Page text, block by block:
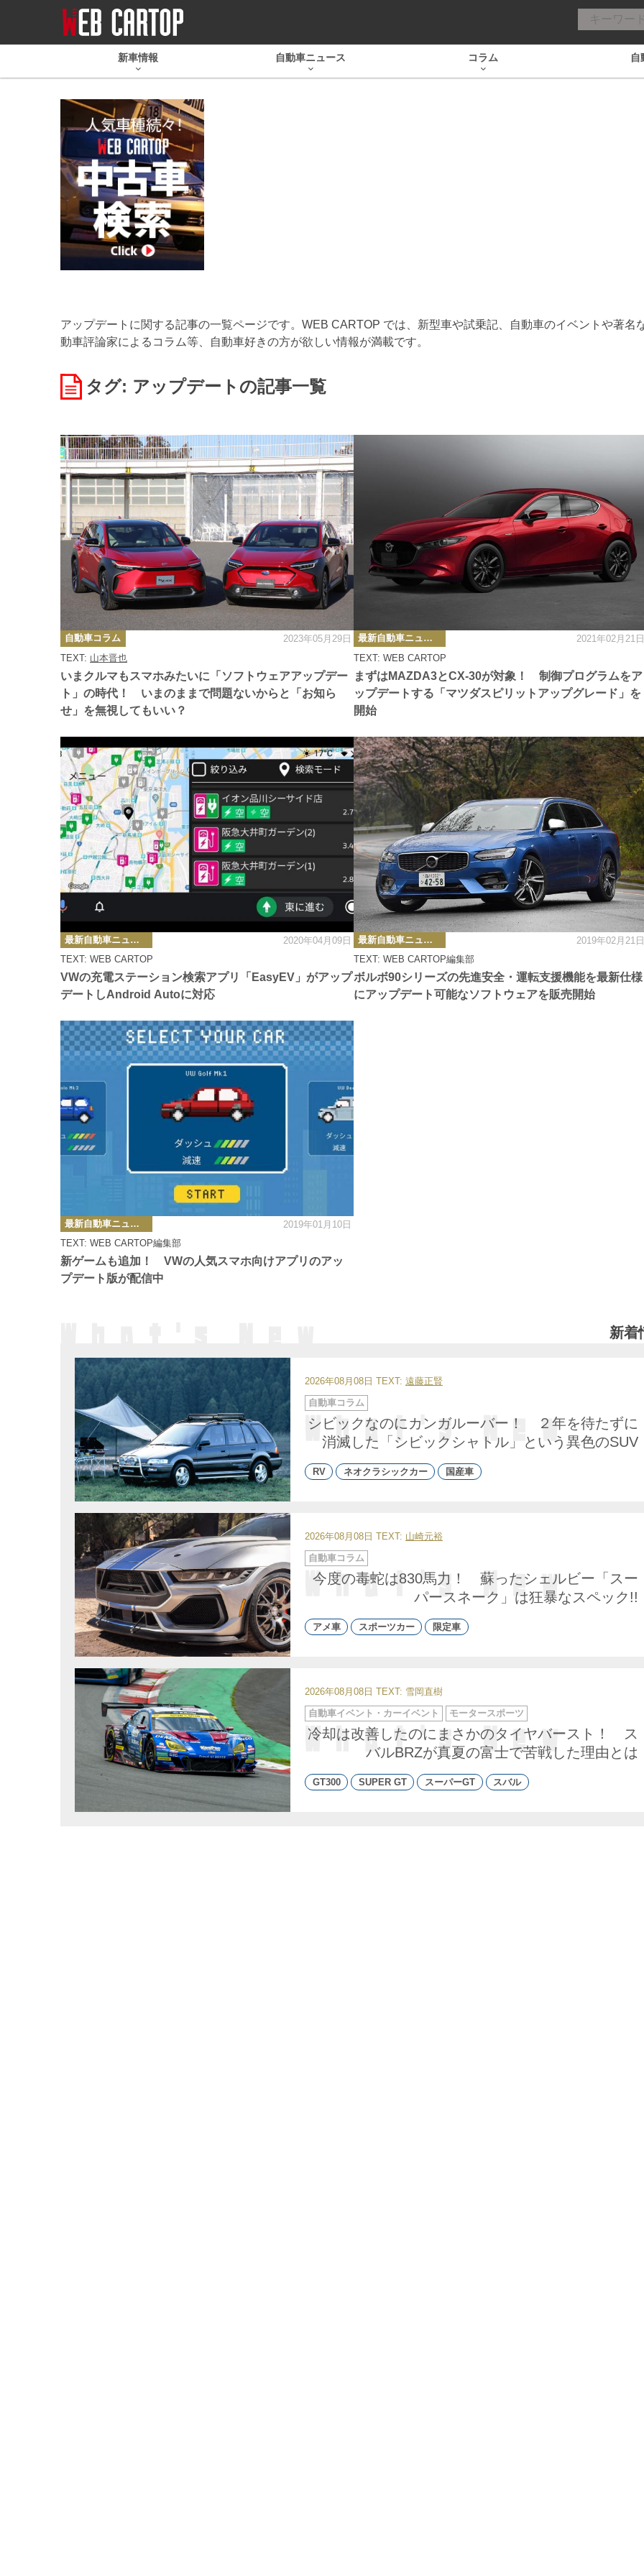
新車情報 自動車ニュース コラム 自
アップデートに関する記事の一覧ページです。WEB CARTOP では、新型車や試乗記、自動車のイベントや著名
動車評論家によるコラム等、自動車好きの方が欲しい情報が満載です。
タグ: アップデート の記事一覧
いまクルマもスマホみたいに「ソフトウェアアップデー
ト」の時代！ いまのままで問題ないからと「お知ら
せ」を無視してもいい？
TEXT: 山本晋也
カ
テ
ゴ
リ
自動車コラム 2023年05月29日
まずはMAZDA3とCX-30が対象！ 制御プログラムをア
ップデートする「マツダスピリットアップグレード」を
開始
TEXT: WEB CARTOP
カ
テ
ゴ
リ
ー
最新自動車ニュース 2021年02月21日
VWの充電ステーション検索アプリ「EasyEV」がアップ
デートしAndroid Autoに対応
TEXT: WEB CARTOP
カ
テ
ゴ
リ
ー
最新自動車ニュース 2020年04月09日
ボルボ90シリーズの先進安全・運転支援機能を最新仕様
にアップデート可能なソフトウェアを販売開始
TEXT: WEB CARTOP編集部
カ
テ
ゴ
リ
ー
最新自動車ニュース 2019年02月21日
新ゲームも追加！ VWの人気スマホ向けアプリのアッ
プデート版が配信中
TEXT: WEB CARTOP編集部
カ
テ
ゴ
リ
ー
最新自動車ニュース 2019年01月10日
新着
2026年08月08日 TEXT: 遠藤正賢
シビックなのにカンガルーバー！ ２年を待たずに
消滅した「シビックシャトル」という異色のSUV
カ
テ
ゴ
リ
自動車コラム
RV ネオクラシックカー 国産車
2026年08月08日 TEXT: 山崎元裕
今度の毒蛇は830馬力！ 蘇ったシェルビー「スー
パースネーク」は狂暴なスペック!!
カ
テ
リ
自動車コラム
アメ車 スポーツカー 限定車
2026年08月08日 TEXT: 雪岡直樹
冷却は改善したのにまさかのタイヤバースト！ ス
バルBRZが真夏の富士で苦戦した理由とは
カ
テ
ゴ
リ
自動車イベント・カーイベント モータースポーツ
GT300 SUPER GT スーパーGT スバル